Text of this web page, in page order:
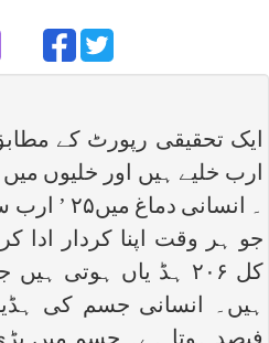
ایک تحقیقی رپورٹ کے
ارب خلیے ہیں اور خلیوں
۔ انسانی
جو ہر وقت اپنا کردار ادا